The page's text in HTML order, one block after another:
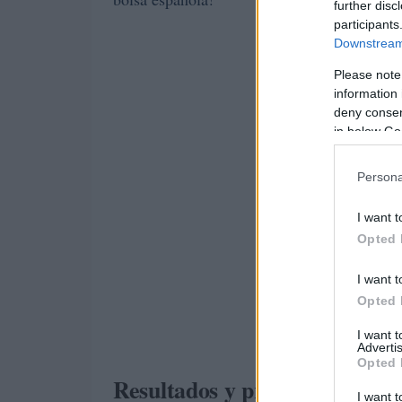
further
Please
information
deny
in below
I want
Opted
I want
Opted
I want
Opted
I want
Resultados y proyecciones: